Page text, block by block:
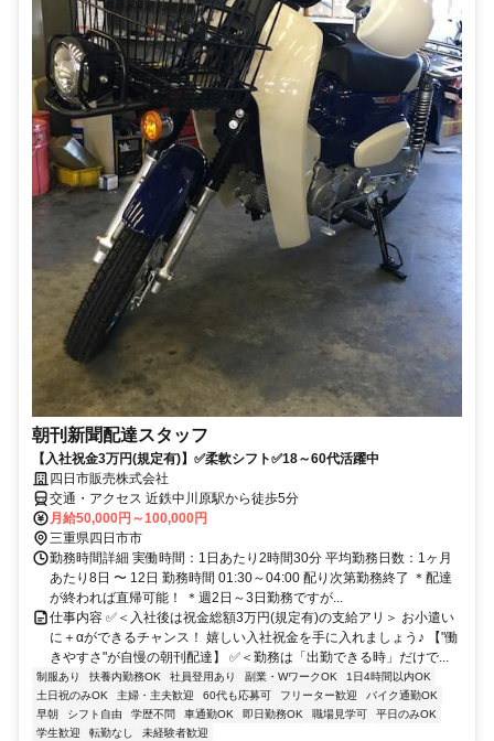
朝刊新聞配達スタッフ
【入社祝金3万円(規定有)】✅柔軟シフト✅18～60代活躍中
四日市販売株式会社
交通・アクセス 近鉄中川原駅から徒歩5分
月給50,000円～100,000円
三重県四日市市
勤務時間詳細 実働時間：1日あたり2時間30分 平均勤務日数：1ヶ月
あたり8日 〜 12日 勤務時間 01:30～04:00 配り次第勤務終了 ＊配達
が終われば直帰可能！ ＊週2日～3日勤務ですが...
仕事内容 ✅＜入社後は祝金総額3万円(規定有)の支給アリ＞ お小遣い
に＋αができるチャンス！ 嬉しい入社祝金を手に入れましょう♪ 【"働
きやすさ"が自慢の朝刊配達】 ✅＜勤務は「出勤できる時」だけで...
制服あり 扶養内勤務OK 社員登用あり 副業・WワークOK
1日4時間以内OK
土日祝のみOK
主婦・主夫歓迎 60代も応募可 フリーター歓迎
バイク通勤OK
早朝
シフト自由 学歴不問 車通勤OK 即日勤務OK 職場見学可
平日のみOK
学生歓迎
転勤なし 未経験者歓迎